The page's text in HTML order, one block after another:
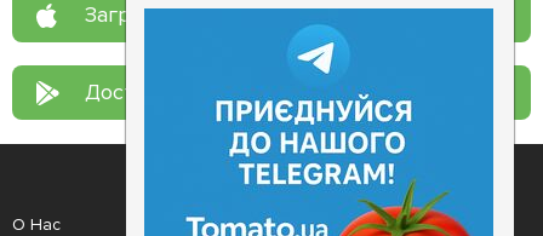
Загрузите в App Store
Доступно в Google Play
О Нас Рецепт дня